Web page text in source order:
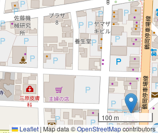
100 m
Leaflet | Map data ©OpenStreetMapcontributors